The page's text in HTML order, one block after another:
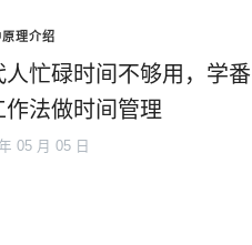
理介绍
人忙碌时间不够用，学番
作法做时间管理
05 月 05 日